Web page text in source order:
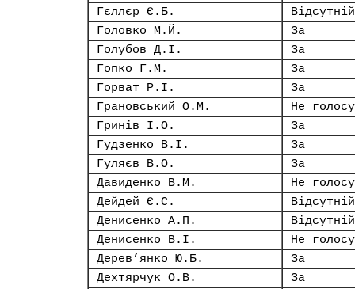
Гєллєр Є.Б.
Відсутній
Головко М.Й.
За
Голубов Д.І.
За
Гопко Г.М.
За
Горват Р.І.
За
Грановський О.М.
Не
Гринів І.О.
За
Гудзенко В.І.
За
Гуляєв В.О.
За
Давиденко В.М.
Не
Дейдей Є.С.
Відсутній
Денисенко А.П.
Відсутній
Денисенко В.І.
Не
Дерев’янко Ю.Б.
За
Дехтярчук О.В.
За